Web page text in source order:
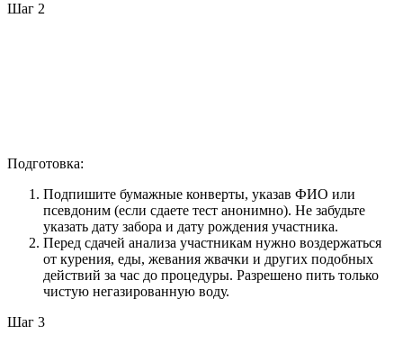
Шаг 2
Подготовка:
Подпишите бумажные конверты, указав ФИО или
псевдоним (если сдаете тест анонимно). Не забудьте
указать дату забора и дату рождения участника.
Перед сдачей анализа участникам нужно воздержаться
от курения, еды, жевания жвачки и других подобных
действий за час до процедуры. Разрешено пить только
чистую негазированную воду.
Шаг 3